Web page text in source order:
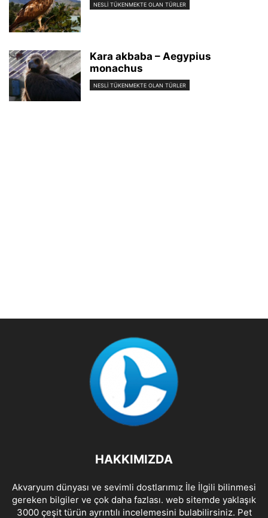
NESLI TÜKENMEKTE OLAN TÜRLER
Kara akbaba – Aegypius
monachus
NESLI TÜKENMEKTE OLAN TÜRLER
HAKKIMIZDA
Akvaryum dünyası ve sevimli dostlarımız İle İlgili bilinmesi
gereken bilgiler ve çok daha fazlası. web sitemde yaklaşık
3000 çeşit türün ayrıntılı incelemesini bulabilirsiniz. Pet